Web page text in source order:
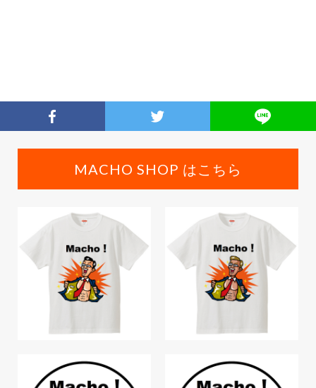
MACHO SHOP はこちら